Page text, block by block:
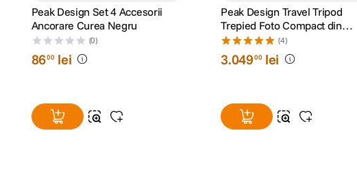
Peak Design Set 4 Accesorii
Ancorare Curea Negru
(0)
8600 lei
Peak Design Travel Tripod
Trepied Foto Compact din
Carbon
(4)
3.04900 lei